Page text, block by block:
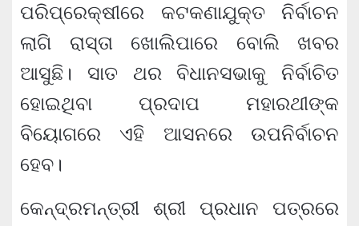
ପରିପ୍ରେକ୍ଷୀରେ କଟକଣାଯୁକ୍ତ ନିର୍ବାଚନ
ଲାଗି ରାସ୍ତା ଖୋଲିପାରେ ବୋଲି ଖବର
ଆସୁଛି। ସାତ ଥର ବିଧାନସଭାକୁ ନିର୍ବାଚିତ
ହୋଇଥିବା ପ୍ରଦାପ ମହାରଥୀଙ୍କ
ବିୟୋଗରେ ଏହି ଆସନରେ ଉପନିର୍ବାଚନ
ହେବ।
କେନ୍ଦ୍ରମନ୍ତ୍ରୀ ଶ୍ରୀ ପ୍ରଧାନ ପତ୍ରରେ